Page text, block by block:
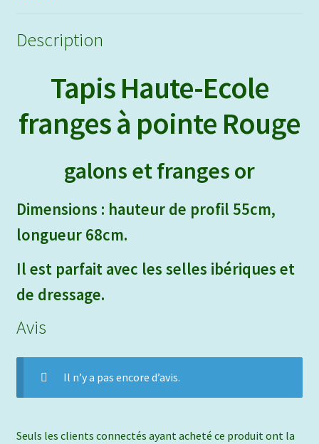
Description
Tapis Haute-Ecole
franges à pointe Rouge
galons et franges or
Dimensions : hauteur de profil 55cm,
longueur 68cm.
Il est parfait avec les selles ibériques et
de dressage.
Avis
Il n’y a pas encore d’avis.
Seuls les clients connectés ayant acheté ce produit ont la